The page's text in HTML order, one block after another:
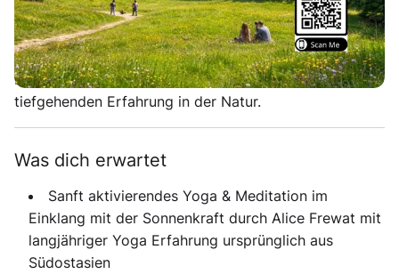
Sommersonnwende, wenn das Licht seinen Höhepunkt
erreicht, laden wir dich ein, innezuhalten, loszulassen
und neue Energie zu schöpfen. Wir verbinden Yoga,
Meditation, Achtsamkeit und achtsame Rituale zu einer
tiefgehenden Erfahrung in der Natur.
Was dich erwartet
Sanft aktivierendes Yoga & Meditation im
Einklang mit der Sonnenkraft durch Alice Frewat mit
langjähriger Yoga Erfahrung ursprünglich aus
Südostasien